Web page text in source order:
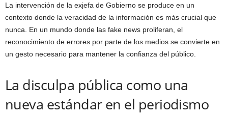
La intervención de la exjefa de Gobierno se produce en un
contexto donde la veracidad de la información es más crucial que
nunca. En un mundo donde las fake news proliferan, el
reconocimiento de errores por parte de los medios se convierte en
un gesto necesario para mantener la confianza del público.
La disculpa pública como una
nueva estándar en el periodismo